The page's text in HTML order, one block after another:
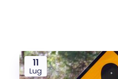
11
Lug